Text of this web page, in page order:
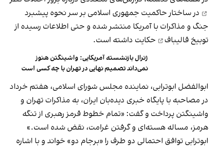
در ساختار حاکمیت جمهوری اسلامی بر سر نحوه پیشبرد
جنگ و مذاکرات با آمریکا منتشر شده و حتی اطلاعات رسیده از
توبیخ قالیباف
حکایت داشته است.
ژنرال بازنشسته آمریکایی: واشینگتن هنوز
نمی‌داند تصمیم نهایی در تهران با چه کسی است
ابوالفضل ابوترابی، نماینده مجلس شورای اسلامی، هفتم خرداد
در مصاحبه با پایگاه خبری دیده‌بان ایران‌، به مذاکرات تهران و
واشینگتن پرداخت و گفت: «تمام خطوط قرمز رهبری از تنگه
هرمز، مساله هسته‌ای و گرفتن غرامت، نقض شده است.»
ابوترابی توافق احتمالی دو طرف را «برجام دو» خواند و با اشاره